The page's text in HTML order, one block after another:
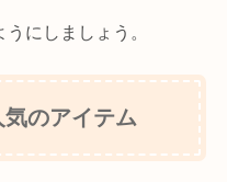
にしましょう。
のアイテム